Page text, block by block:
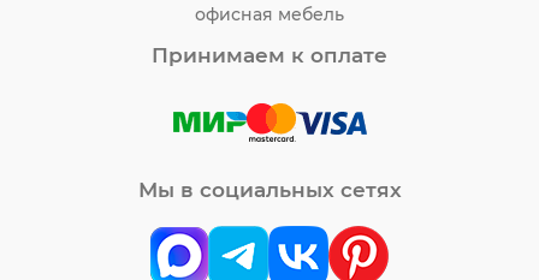
офисная мебель
Принимаем к оплате
Мы в социальных сетях